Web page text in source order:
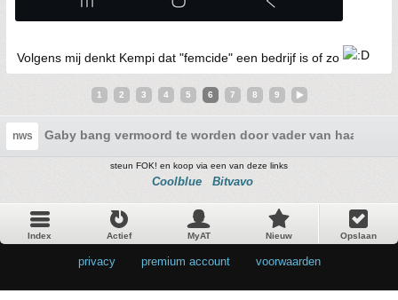
Volgens mij denkt Kempi dat "femcide" een bedrijf is of zo
1 2 3 4 5 6 7 8 9
nws Gaby bang vermoord te worden door vader van haar 7
steun FOK! en koop via een van deze links
Coolblue Bitvavo
Index Actief MyAT Nieuw Opslaan
privacy premium account voorwaarden